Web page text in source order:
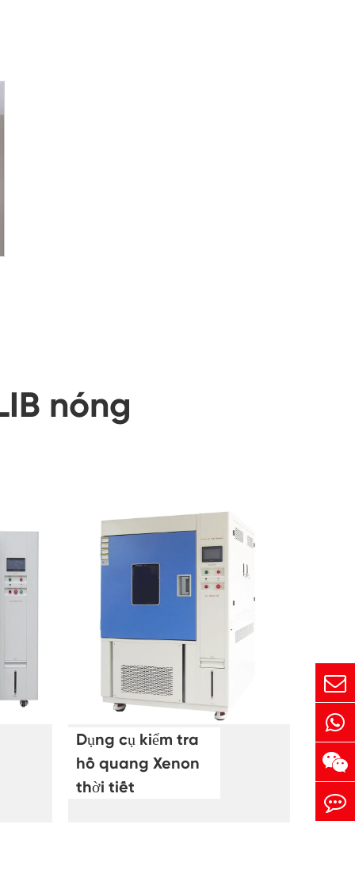
nóng
Dụng cụ kiểm tra
hồ quang Xenon
thời tiết